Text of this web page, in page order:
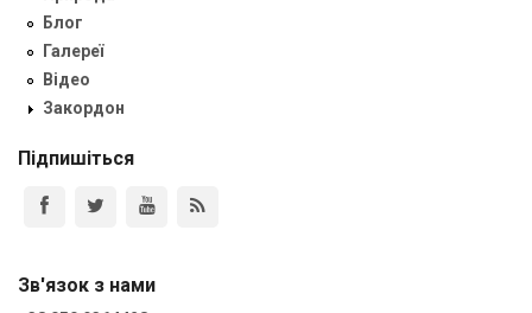
Блог
Галереї
Відео
Закордон
Підпишіться
Зв'язок з нами